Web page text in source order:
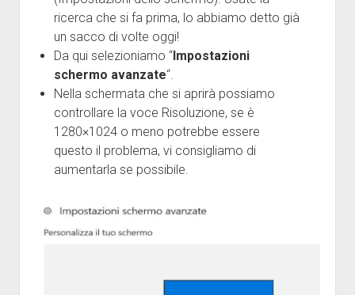
ricerca che si fa prima, lo abbiamo detto già
un sacco di volte oggi!
Da qui selezioniamo “Impostazioni
schermo avanzate“.
Nella schermata che si aprirà possiamo
controllare la voce Risoluzione, se è
1280×1024 o meno potrebbe essere
questo il problema, vi consigliamo di
aumentarla se possibile.